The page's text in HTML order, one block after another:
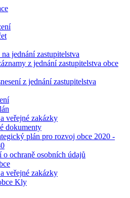
jednání zastupitelstva
z jednání zastupitelstva obce
z jednání zastupitelstva
veřejné zakázky
dokumenty
plán pro rozvoj obce 2020 -
o ochraně osobních údajů
veřejné zakázky
Kly